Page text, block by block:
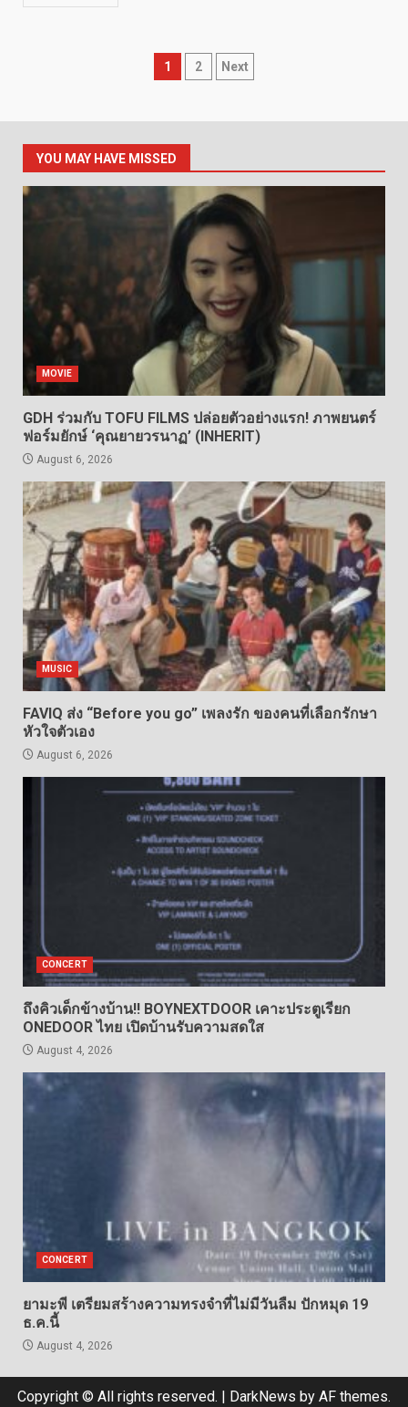
Posts
1 2 Next
YOU MAY HAVE MISSED
MOVIE
GDH ร่วมกับ TOFU FILMS ปล่อยตัวอย่างแรก! ภาพยนตร์
ฟอร์มยักษ์ ‘คุณยายวรนาฏ’ (INHERIT)
August 6, 2026
MUSIC
FAVIQ ส่ง “Before you go” เพลงรัก ของคนที่เลือกรักษา
หัวใจตัวเอง
August 6, 2026
CONCERT
ถึงคิวเด็กข้างบ้าน!! BOYNEXTDOOR เคาะประตูเรียก
ONEDOOR ไทย เปิดบ้านรับความสดใส
August 4, 2026
CONCERT
ยามะพี เตรียมสร้างความทรงจำที่ไม่มีวันลืม ปักหมุด 19
ธ.ค.นี้
August 4, 2026
Copyright © All rights reserved. | DarkNews by AF themes.